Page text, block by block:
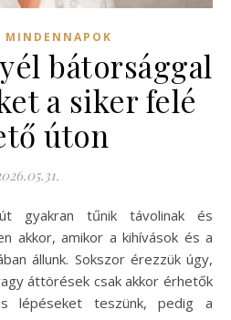
MINDENNAPOK
bátorsággal
a siker felé
úton
akkor, amikor a kihívások és a
állunk. Sokszor érezzük úgy,
áttörések csak akkor érhetők
lépéseket teszünk, pedig a